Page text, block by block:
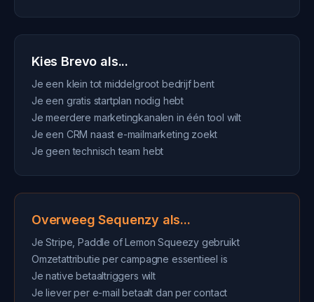
Kies Brevo als...
Je een klein tot middelgroot bedrijf bent
Je een gratis startplan nodig hebt
Je meerdere marketingkanalen in één tool wilt
Je een CRM naast e-mailmarketing zoekt
Je geen technisch team hebt
Overweeg Sequenzy als...
Je Stripe, Paddle of Lemon Squeezy gebruikt
Omzetattributie per campagne essentieel is
Je native betaaltriggers wilt
Je liever per e-mail betaalt dan per contact